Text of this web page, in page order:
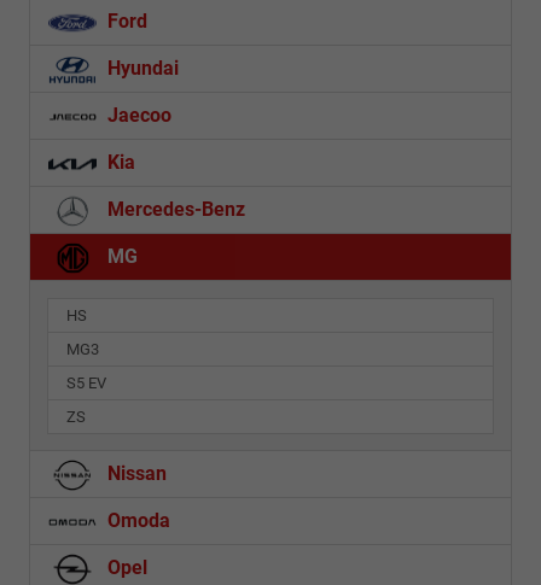
Ford
Hyundai
Jaecoo
Kia
Mercedes-Benz
MG
HS
MG3
S5 EV
ZS
Nissan
Omoda
Opel